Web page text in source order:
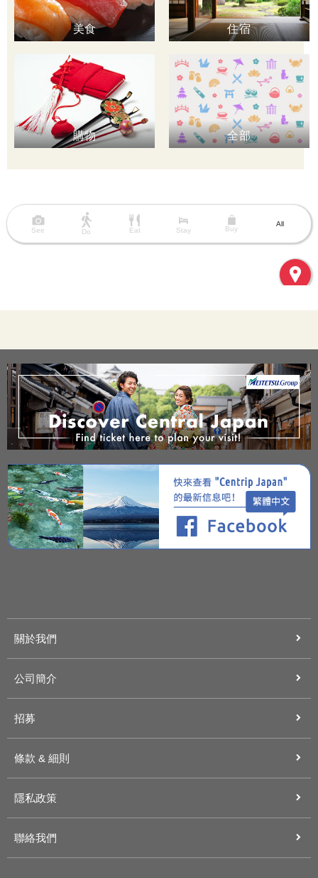
美食 住宿
購物 全部
See Do Eat Stay Buy
All
關於我們
公司簡介
招募
條款 & 細則
隱私政策
聯絡我們